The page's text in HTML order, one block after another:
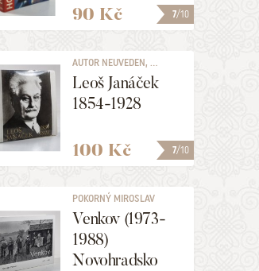
7/10
90 Kč
7/10
AUTOR NEUVEDEN, ...
Leoš Janáček
1854-1928
100 Kč
POKORNÝ MIROSLAV
Venkov (1973-
1988)
Novohradsko